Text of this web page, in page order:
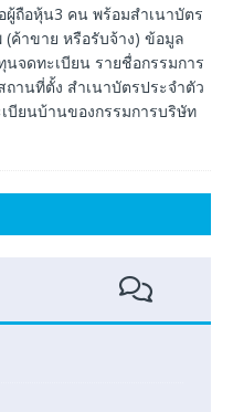
ผู้ถือหุ้น3 คน พร้อมสำเนาบัตร
ค้าขาย หรือรับจ้าง) ข้อมูล
นจดทะเบียน รายชื่อกรรมการ
านที่ตั้ง สำเนาบัตรประจำตัว
บียนบ้านของกรรมการบริษัท